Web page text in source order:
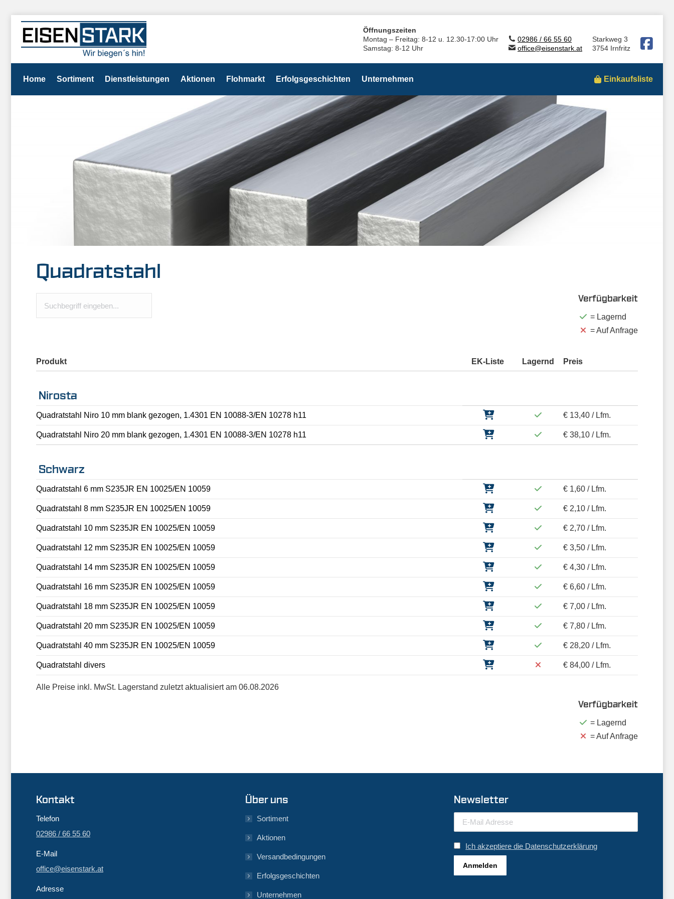
Öffnungszeiten
Montag – Freitag: 8-12 u. 12.30-17:00 Uhr
Samstag: 8-12 Uhr
02986 / 66 55 60
office@eisenstark.at
Starkweg 3
3754 Irnfritz
Home Sortiment Dienstleistungen Aktionen Flohmarkt Erfolgsgeschichten Unternehmen Einkaufsliste
Quadratstahl
Verfügbarkeit
= Lagernd
= Auf Anfrage
Produkt EK-Liste Lagernd Preis
Nirosta
Quadratstahl Niro 10 mm blank gezogen, 1.4301 EN 10088-3/EN 10278 h11 € 13,40 / Lfm.
Quadratstahl Niro 20 mm blank gezogen, 1.4301 EN 10088-3/EN 10278 h11 € 38,10 / Lfm.
Schwarz
Quadratstahl 6 mm S235JR EN 10025/EN 10059 € 1,60 / Lfm.
Quadratstahl 8 mm S235JR EN 10025/EN 10059 € 2,10 / Lfm.
Quadratstahl 10 mm S235JR EN 10025/EN 10059 € 2,70 / Lfm.
Quadratstahl 12 mm S235JR EN 10025/EN 10059 € 3,50 / Lfm.
Quadratstahl 14 mm S235JR EN 10025/EN 10059 € 4,30 / Lfm.
Quadratstahl 16 mm S235JR EN 10025/EN 10059 € 6,60 / Lfm.
Quadratstahl 18 mm S235JR EN 10025/EN 10059 € 7,00 / Lfm.
Quadratstahl 20 mm S235JR EN 10025/EN 10059 € 7,80 / Lfm.
Quadratstahl 40 mm S235JR EN 10025/EN 10059 € 28,20 / Lfm.
Quadratstahl divers € 84,00 / Lfm.
Alle Preise inkl. MwSt. Lagerstand zuletzt aktualisiert am 06.08.2026
Verfügbarkeit
= Lagernd
= Auf Anfrage
Kontakt
Telefon
02986 / 66 55 60
E-Mail
office@eisenstark.at
Adresse
Über uns
Sortiment
Aktionen
Versandbedingungen
Erfolgsgeschichten
Unternehmen
Newsletter
Ich akzeptiere die Datenschutzerklärung